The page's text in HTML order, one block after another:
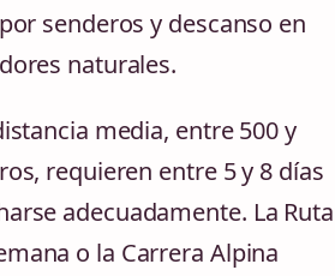
senderos y descanso en
naturales.
media, entre 500 y
requieren entre 5 y 8 días
adecuadamente. La Ruta
o la Carrera Alpina